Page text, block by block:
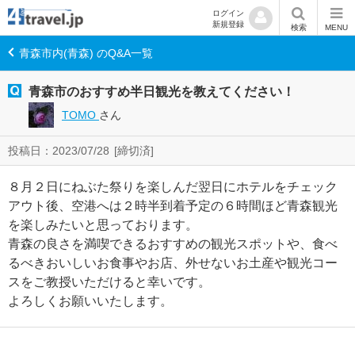
ログイン
新規登録
検索 MENU
青森市内(青森) のQ&A一覧
青森市のおすすめ半日観光を教えてください！
TOMO さん
投稿日：2023/07/28 [締切済]
８月２日にねぶた祭りを楽しんだ翌日にホテルをチェック
アウト後、空港へは２時半到着予定の６時間ほど青森観光
を楽しみたいと思っております。
青森の良さを満喫できるおすすめの観光スポットや、食べ
るべきおいしいお食事やお店、外せないお土産や観光コー
スをご教授いただけると幸いです。
よろしくお願いいたします。